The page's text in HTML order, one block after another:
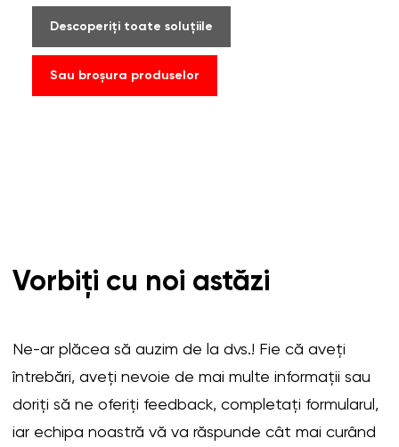
Descoperiți toate soluțiile
Sau broșura produselor
Vorbiți cu noi astăzi
Ne-ar plăcea să auzim de la dvs.! Fie că aveți
întrebări, aveți nevoie de mai multe informații sau
doriți să ne oferiți feedback, completați formularul,
iar echipa noastră vă va răspunde cât mai curând